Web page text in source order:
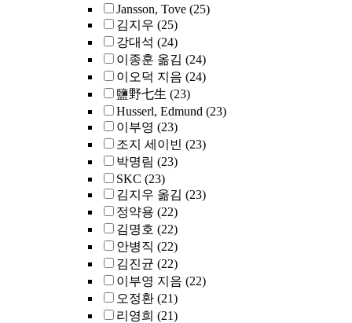
Jansson, Tove (25)
김지우 (25)
강대석 (24)
이종훈 옮김 (24)
이오덕 지음 (24)
鹽野七生 (23)
Husserl, Edmund (23)
이부영 (23)
조지 세이빈 (23)
박명림 (23)
SKC (23)
김지우 옮김 (23)
정약용 (22)
김명호 (22)
안병직 (22)
김진균 (22)
이부영 지음 (22)
오정환 (21)
리영희 (21)